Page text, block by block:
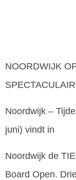
NOORDWIJK
Noordwijk –
juni) vindt in
Noordwijk de
Board Open.